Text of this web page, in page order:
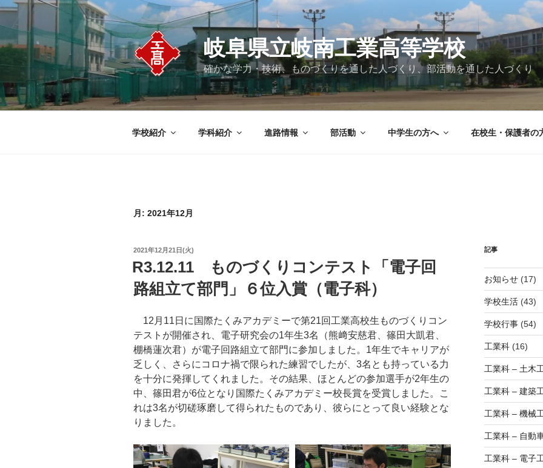
コ
ン
ツ
ス
キ
岐阜県立岐南工業高等学校
確かな学力・技術、ものづくりを通した人づくり、部活動を通した人づくり
学校紹介 学科紹介 進路情報 部活動 中学生の方へ 在校生・保護者の
月: 2021年12月
投
日:
2021年12月21日(火)
R3.12.11 ものづくりコンテスト「電子回
路組立て部門」６位入賞（電子科）
12月11日に国際たくみアカデミーで第21回工業高校生ものづくりコン
テストが開催され、電子研究会の1年生3名（熊﨑安慈君、篠田大凱君、
棚橋蓮次君）が電子回路組立て部門に参加しました。1年生でキャリアが
乏しく、さらにコロナ禍で限られた練習でしたが、3名とも持っている力
を十分に発揮してくれました。その結果、ほとんどの参加選手が2年生の
中、篠田君が6位となり国際たくみアカデミー校長賞を受賞しました。こ
れは3名が切磋琢磨して得られたものであり、彼らにとって良い経験とな
りました。
記事
お知らせ(17)
学校生活(43)
学校行事(54)
工業科(16)
工業科 – 土木
工業科 – 建築
工業科 – 機械
工業科 – 自動
工業科 – 電子